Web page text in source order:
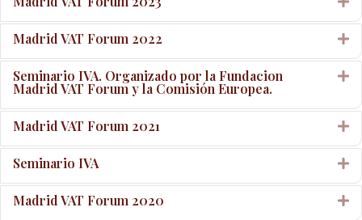
Madrid VAT Forum 2022
Seminario IVA. Organizado por la Fundacion
Madrid VAT Forum y la Comisión Europea.
Madrid VAT Forum 2021
Seminario IVA
Madrid VAT Forum 2020